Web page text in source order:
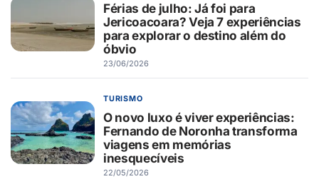
Férias de julho: Já foi para
Jericoacoara? Veja 7 experiências
para explorar o destino além do
óbvio
23/06/2026
TURISMO
O novo luxo é viver experiências:
Fernando de Noronha transforma
viagens em memórias
inesquecíveis
22/05/2026